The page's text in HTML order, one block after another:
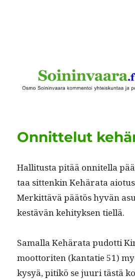
Onnittelut
Hal­li­tus­ta pitää onnitel­la
taa sit­tenkin Kehära­ta
Merkit­tävä päätös hyvän
kestävän kehi­tyk­sen tiellä.
Samal­la Kehära­ta pudot­ti
moot­toriten (kan­tatie 51)
kysyä, pitikö se juuri tästä